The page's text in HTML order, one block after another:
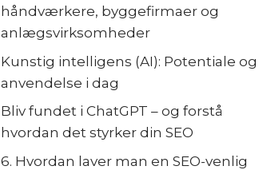
håndværkere, byggefirmaer og
anlægsvirksomheder
Kunstig intelligens (AI): Potentiale og
anvendelse i dag
Bliv fundet i ChatGPT – og forstå
hvordan det styrker din SEO
6. Hvordan laver man en SEO-venlig